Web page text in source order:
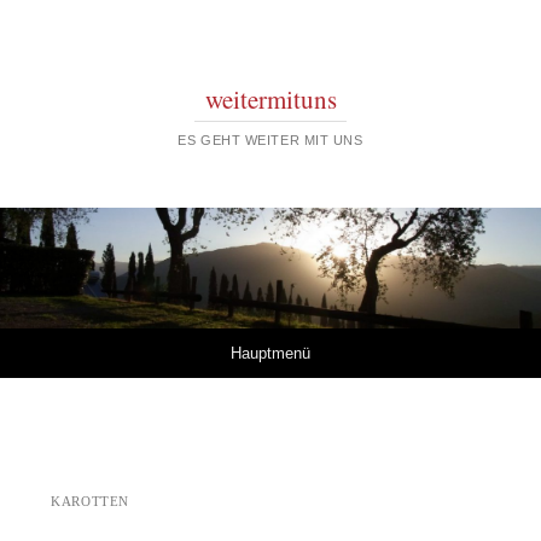
weitermituns
ES GEHT WEITER MIT UNS
Hauptmenü
KAROTTEN